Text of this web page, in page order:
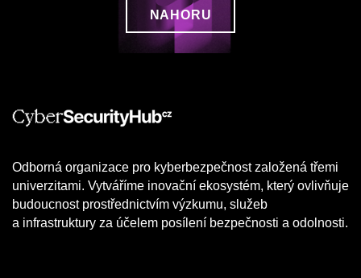
NAHORU
Odborná organizace pro kyberbezpečnost založená třemi
univerzitami. Vytváříme inovační ekosystém, který ovlivňuje
budoucnost prostřednictvím výzkumu, služeb
a infrastruktury za účelem posílení bezpečnosti a odolnosti.​